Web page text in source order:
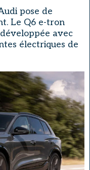
pose de
Le Q6 e-tron
avec
électriques de